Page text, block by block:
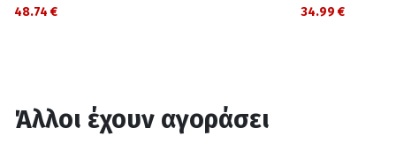
48.74 € 34.99 €
Άλλοι έχουν αγοράσει